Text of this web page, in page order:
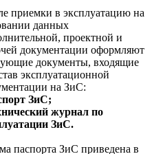
приемки в эксплуатацию на
данных
проектной и
документации оформляют
документы, входящие
эксплуатационной
на ЗиС:
ЗиС;
журнал по
ЗиС.
паспорта ЗиС приведена в